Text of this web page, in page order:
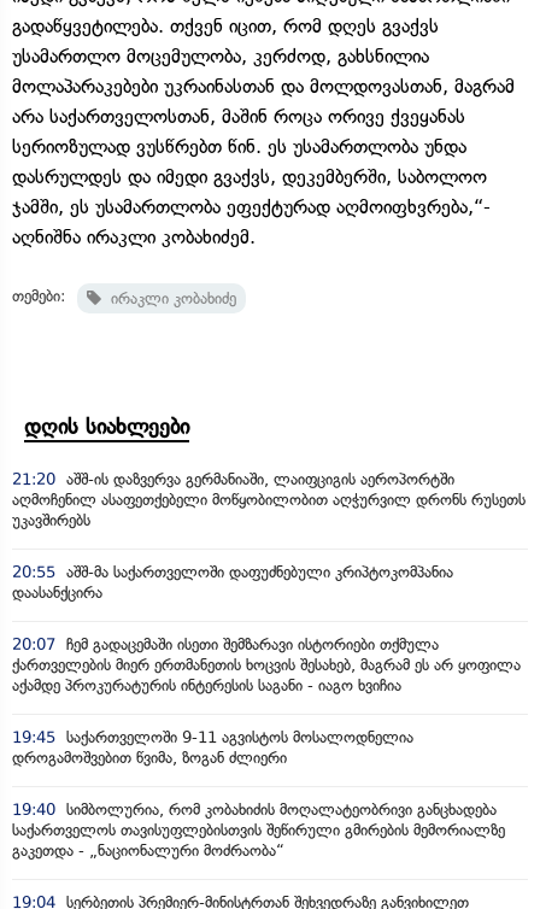
გადაწყვეტილება. თქვენ იცით, რომ დღეს გვაქვს
უსამართლო მოცემულობა, კერძოდ, გახსნილია
მოლაპარაკებები უკრაინასთან და მოლდოვასთან, მაგრამ
არა საქართველოსთან, მაშინ როცა ორივე ქვეყანას
სერიოზულად ვუსწრებთ წინ. ეს უსამართლობა უნდა
დასრულდეს და იმედი გვაქვს, დეკემბერში, საბოლოო
ჯამში, ეს უსამართლობა ეფექტურად აღმოიფხვრება,“-
აღნიშნა ირაკლი კობახიძემ.
თემები: ირაკლი კობახიძე
დღის სიახლეები
21:20 აშშ-ის დაზვერვა გერმანიაში, ლაიფციგის აეროპორტში
აღმოჩენილ ასაფეთქებელი მოწყობილობით აღჭურვილ დრონს რუსეთს
უკავშირებს
20:55 აშშ-მა საქართველოში დაფუძნებული კრიპტოკომპანია
დაასანქცირა
20:07 ჩემ გადაცემაში ისეთი შემზარავი ისტორიები თქმულა
ქართველების მიერ ერთმანეთის ხოცვის შესახებ, მაგრამ ეს არ ყოფილა
აქამდე პროკურატურის ინტერესის საგანი - იაგო ხვიჩია
19:45 საქართველოში 9-11 აგვისტოს მოსალოდნელია
დროგამოშვებით წვიმა, ზოგან ძლიერი
19:40 სიმბოლურია, რომ კობახიძის მოღალატეობრივი განცხადება
საქართველოს თავისუფლებისთვის შეწირული გმირების მემორიალზე
გაკეთდა - „ნაციონალური მოძრაობა“
19:04 სერბეთის პრემიერ-მინისტრთან შეხვედრაზე განვიხილეთ